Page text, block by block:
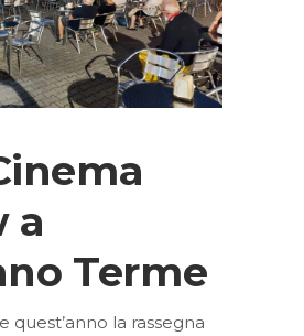
a
Terme
quest’anno la rassegna